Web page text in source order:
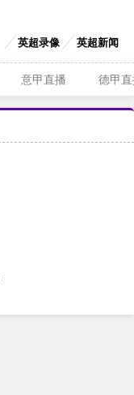
英超录像 英超新闻
意甲直播 德甲